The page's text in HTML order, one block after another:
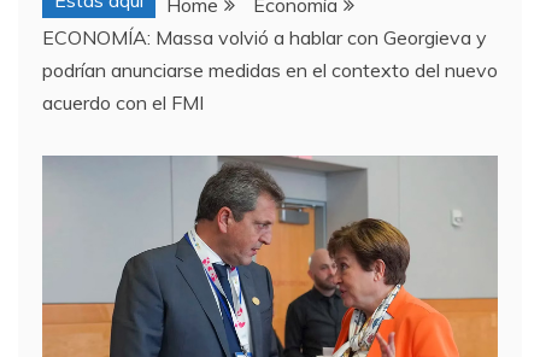
Home
Economía
ECONOMÍA: Massa volvió a hablar con Georgieva y
podrían anunciarse medidas en el contexto del nuevo
acuerdo con el FMI